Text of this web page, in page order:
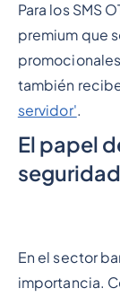
Para los SMS
premium que
también
servidor'.
El papel
En el sector
importancia.